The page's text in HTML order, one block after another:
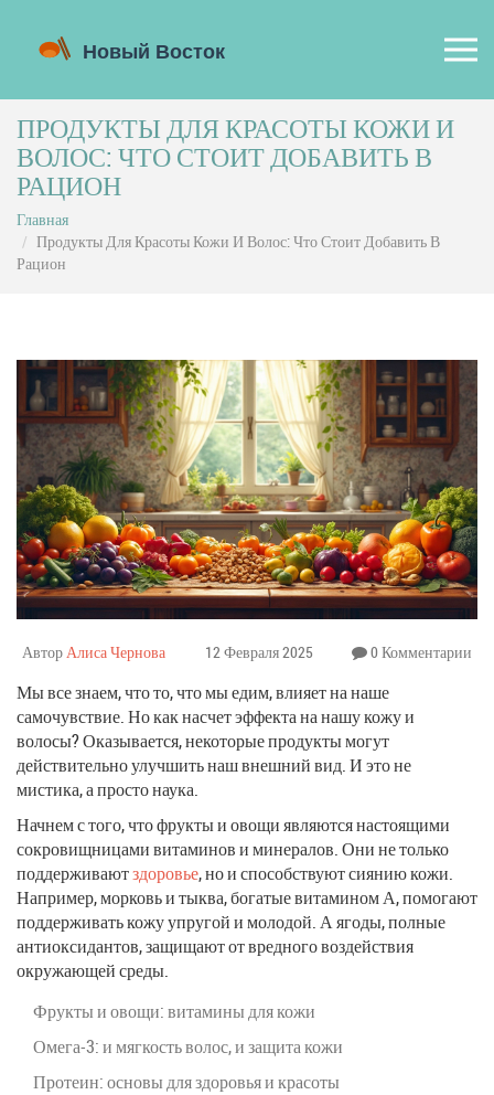
ПРОДУКТЫ ДЛЯ КРАСОТЫ КОЖИ И
ВОЛОС: ЧТО СТОИТ ДОБАВИТЬ В
РАЦИОН
Главная
Продукты Для Красоты Кожи И Волос: Что Стоит Добавить В
Рацион
АвторАлиса Чернова 12 Февраля 2025 0 Комментарии
Мы все знаем, что то, что мы едим, влияет на наше
самочувствие. Но как насчет эффекта на нашу кожу и
волосы? Оказывается, некоторые продукты могут
действительно улучшить наш внешний вид. И это не
мистика, а просто наука.
Начнем с того, что фрукты и овощи являются настоящими
сокровищницами витаминов и минералов. Они не только
поддерживаютздоровье, но и способствуют сиянию кожи.
Например, морковь и тыква, богатые витамином А, помогают
поддерживать кожу упругой и молодой. А ягоды, полные
антиоксидантов, защищают от вредного воздействия
окружающей среды.
Фрукты и овощи: витамины для кожи
Омега-3: и мягкость волос, и защита кожи
Протеин: основы для здоровья и красоты